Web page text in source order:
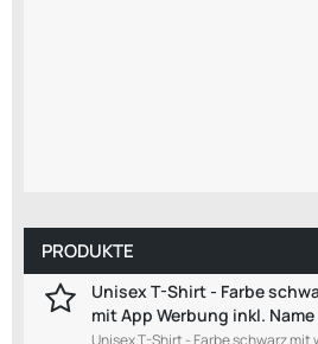
PRODUKTE
Unisex T-Shirt - Farbe
mit App Werbung inkl.
Unisex T-Shirt - Farbe schwarz